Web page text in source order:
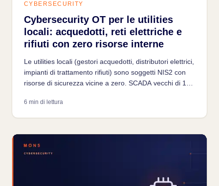
CYBERSECURITY
Cybersecurity OT per le utilities
locali: acquedotti, reti elettriche e
rifiuti con zero risorse interne
Le utilities locali (gestori acquedotti, distributori elettrici,
impianti di trattamento rifiuti) sono soggetti NIS2 con
risorse di sicurezza vicine a zero. SCADA vecchi di 15-
come impostare la sicurezza OT con questo punto di
6 min di lettura